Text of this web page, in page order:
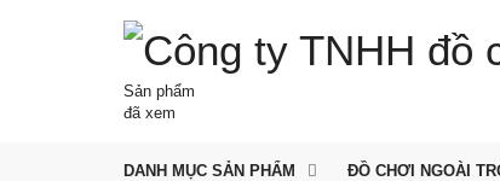
Sản phẩm
đã xem
DANH MỤC SẢN PHẨM ĐỒ CHƠI NGOÀI